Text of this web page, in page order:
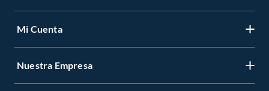
Mi Cuenta
Nuestra Empresa